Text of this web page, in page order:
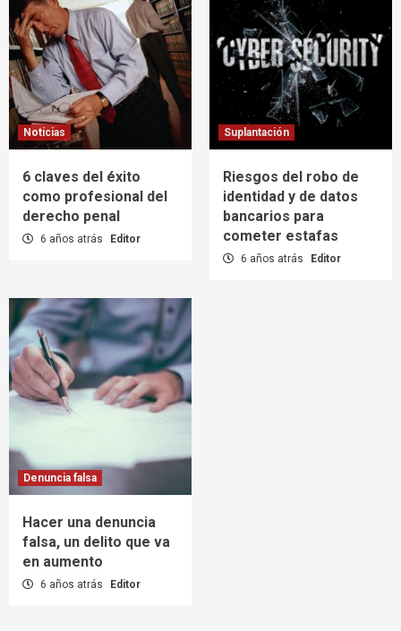
Noticias
6 claves del éxito
como profesional del
derecho penal
6 años atrás Editor
Suplantación
Riesgos del robo de
identidad y de datos
bancarios para
cometer estafas
6 años atrás Editor
Denuncia falsa
Hacer una denuncia
falsa, un delito que va
en aumento
6 años atrás Editor